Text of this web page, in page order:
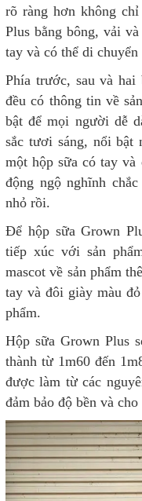
rõ ràng hơn không
Plus bằng bông, vải
tay và có thể di
Phía trước, sau và hai
đều có thông tin về
bật để mọi người dễ
sắc tươi sáng, nổi bật
một hộp sữa có tay và
động ngộ nghĩnh
nhỏ rồi.
Để hộp sữa Grown
tiếp xúc với sản
mascot về sản phẩm
tay và đôi giày màu
phẩm.
Hộp sữa Grown Plus
thành từ 1m60 đến
được làm từ các
đảm bảo độ bền và